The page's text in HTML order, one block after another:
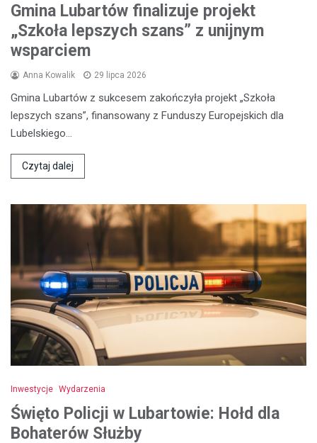
Gmina Lubartów finalizuje projekt
„Szkoła lepszych szans” z unijnym
wsparciem
Anna Kowalik 29 lipca 2026
Gmina Lubartów z sukcesem zakończyła projekt „Szkoła
lepszych szans”, finansowany z Funduszy Europejskich dla
Lubelskiego…
Czytaj dalej
Inwestycje Wydarzenia
Święto Policji w Lubartowie: Hołd dla
Bohaterów Służby